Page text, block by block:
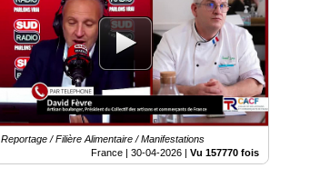
Reportage / Filière Alimentaire / Manifestations
France | 30-04-2026| Vu 157770 fois